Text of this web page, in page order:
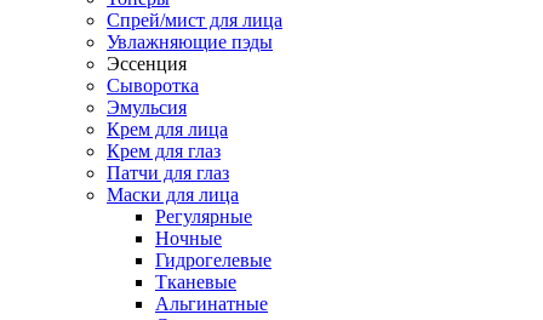
Спрей/мист для лица
Увлажняющие пэды
Эссенция
Сыворотка
Эмульсия
Крем для лица
Крем для глаз
Патчи для глаз
Маски для лица
Регулярные
Ночные
Гидрогелевые
Тканевые
Альгинатные